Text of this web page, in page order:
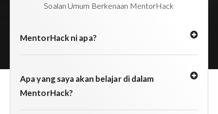
Soalan Umum Berkenaan MentorHack
MentorHack ni apa?
Apa yang saya akan belajar di dalam
MentorHack?